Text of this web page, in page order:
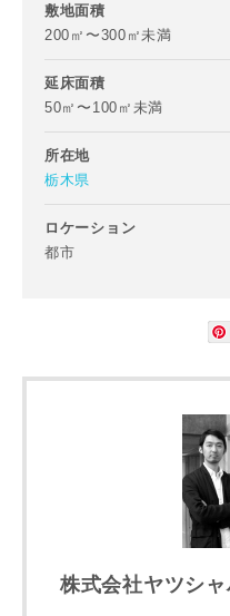
敷地面積
200㎡〜300㎡未満
延床面積
50㎡〜100㎡未満
所在地
栃木県
ロケーション
都市
株式会社ヤツシ
専門家の都合により、資料
ない場合があります。あら